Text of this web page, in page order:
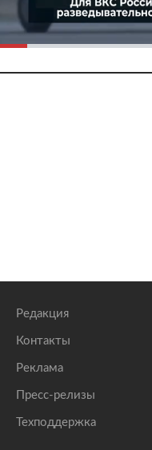
Редакция
Контакты
Реклама
Пресс-релизы
Техподдержка